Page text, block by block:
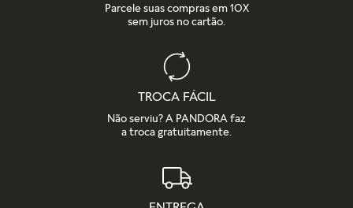
Parcele suas compras em 10X
sem juros no cartão.
TROCA FÁCIL
Não serviu? A PANDORA faz
a troca gratuitamente.